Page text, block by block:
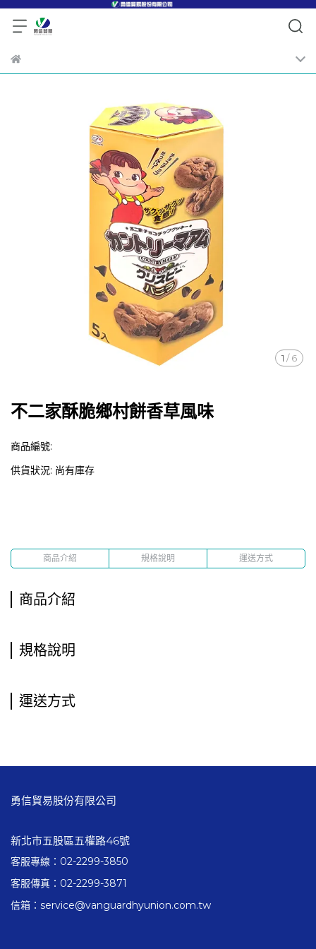
1 / 6
不二家酥脆鄉村餅香草風味
商品編號:
供貨狀況: 尚有庫存
商品介紹 規格說明 運送方式
商品介紹
規格說明
運送方式
勇信貿易股份有限公司
新北市五股區五權路46號
客服專線：02-2299-3850
客服傳真：02-2299-3871
信箱：service@vanguardhyunion.com.tw